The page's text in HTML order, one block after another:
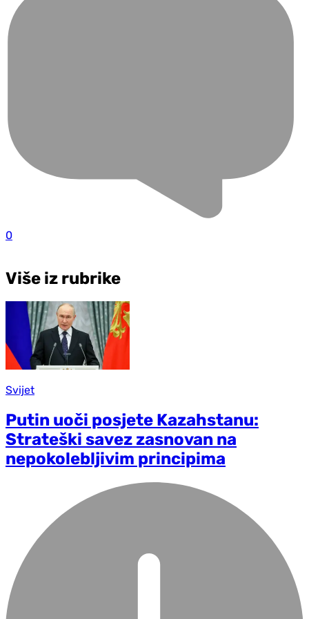
0
Više iz rubrike
Svijet
Putin uoči posjete Kazahstanu:
Strateški savez zasnovan na
nepokolebljivim principima